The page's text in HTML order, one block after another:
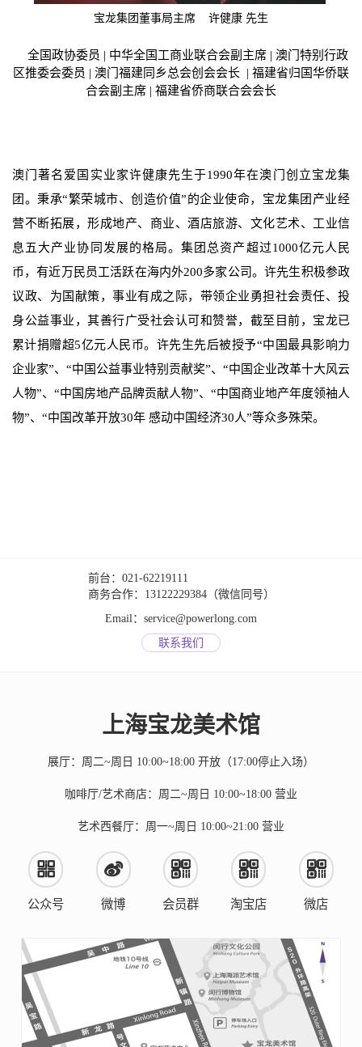
宝龙集团董事局主席 许健康 先生
全国政协委员 | 中华全国工商业联合会副主席 | 澳门特别行政
区推委会委员 | 澳门福建同乡总会创会会长 | 福建省归国华侨联
合会副主席 | 福建省侨商联合会会长
澳门著名爱国实业家许健康先生于1990年在澳门创立宝龙集
团。秉承“繁荣城市、创造价值”的企业使命，宝龙集团产业经
营不断拓展，形成地产、商业、酒店旅游、文化艺术、工业信
息五大产业协同发展的格局。集团总资产超过1000亿元人民
币，有近万民员工活跃在海内外200多家公司。许先生积极参政
议政、为国献策，事业有成之际，带领企业勇担社会责任、投
身公益事业，其善行广受社会认可和赞誉，截至目前，宝龙已
累计捐赠超5亿元人民币。许先生先后被授予“中国最具影响力
企业家”、“中国公益事业特别贡献奖”、“中国企业改革十大风云
人物”、“中国房地产品牌贡献人物”、“中国商业地产年度领袖人
物”、“中国改革开放30年 感动中国经济30人”等众多殊荣。
前台：021-62219111
商务合作：13122229384（微信同号）
Email：service@powerlong.com
联系我们
上海宝龙美术馆
展厅：周二~周日 10:00~18:00 开放（17:00停止入场）
咖啡厅/艺术商店：周二~周日 10:00~18:00 营业
艺术西餐厅：周一~周日 10:00~21:00 营业
公众号 微博 会员群 淘宝店 微店